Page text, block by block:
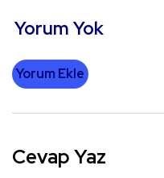
Yorum Yok
Yorum Ekle
Cevap Yaz